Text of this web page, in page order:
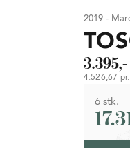
2019 -
3.395,-
4.526,67
6 stk.